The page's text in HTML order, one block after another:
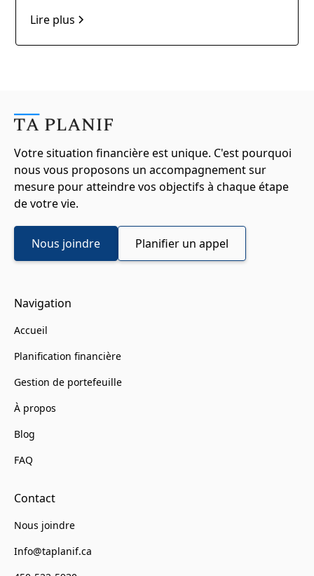
pour garantir un revenu régulier pendant toute
Lire plus
Votre situation financière est unique. C'est pourquoi
nous vous proposons un accompagnement sur
mesure pour atteindre vos objectifs à chaque étape
de votre vie.
Nous joindre Planifier un appel
Navigation
Accueil
Planification financière
Gestion de portefeuille
À propos
Blog
FAQ
Contact
Nous joindre
Info@taplanif.ca